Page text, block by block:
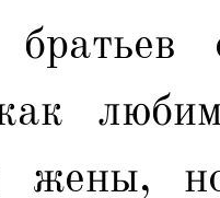
жены,